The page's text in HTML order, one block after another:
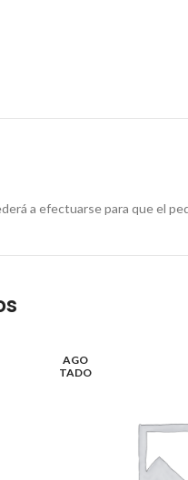
a efectuarse para que el
AGO
TADO